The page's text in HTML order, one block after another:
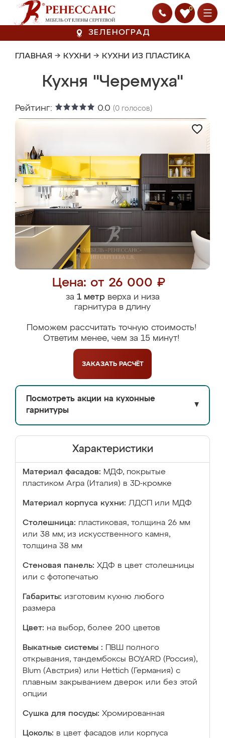
0
ЗЕЛЕНОГРАД
ГЛАВНАЯ → КУХНИ → КУХНИ ИЗ ПЛАСТИКА
Кухня "Черемуха"
Рейтинг: 0.0 (0 голосов)
Цена: от 26 000 ₽
за 1 метрверха и низа
гарнитура в длину
Поможем рассчитать точную стоимость!
Ответим менее, чем за 15 минут!
ЗАКАЗАТЬ РАСЧЁТ
Посмотреть акции на кухонные
гарнитуры
▼
Характеристики
Материал фасадов: МДФ, покрытые
пластиком Arpa (Италия) в 3D-кромке
Материал корпуса кухни: ЛДСП или МДФ
Столешница: пластиковая, толщина 26 мм
или 38 мм; из искусственного камня,
толщина 38 мм
Стеновая панель: ХДФ в цвет столешницы
или с фотопечатью
Габариты: изготовим кухню любого
размера
Цвет: на выбор, более 200 цветов
Выкатные системы :
ПВШ полного
открывания, тандембоксы BOYARD (Россия),
Blum (Австрия) или Hettich (Германия) с
плавным закрыванием дверок или без этой
опции
Сушка для посуды: Хромированная
Цоколь: в цвет фасадов или корпуса